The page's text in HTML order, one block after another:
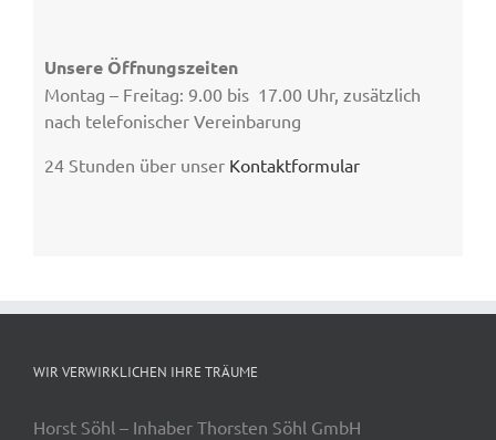
Unsere Öffnungszeiten
Montag – Freitag: 9.00 bis 17.00 Uhr, zusätzlich
nach telefonischer Vereinbarung
24 Stunden über unser Kontaktformular
WIR VERWIRKLICHEN IHRE TRÄUME
Horst Söhl – Inhaber Thorsten Söhl GmbH